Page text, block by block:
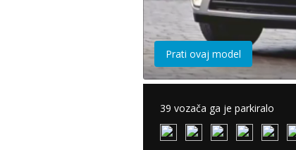
Prati ovaj model
39 vozača ga je parkiralo